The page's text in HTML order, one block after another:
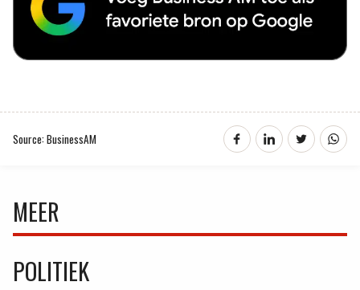
Source: BusinessAM
MEER
POLITIEK